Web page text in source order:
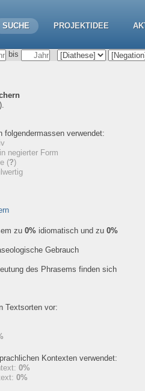
SUCHE PROJEKTIDEE
bis
folgendermassen verwendet:
in negierter Form
(?)
zu 0% idiomatisch und zu 0%
Gebrauch
des Phrasems finden sich
Textsorten vor:
Kontexten verwendet:
0%
0%